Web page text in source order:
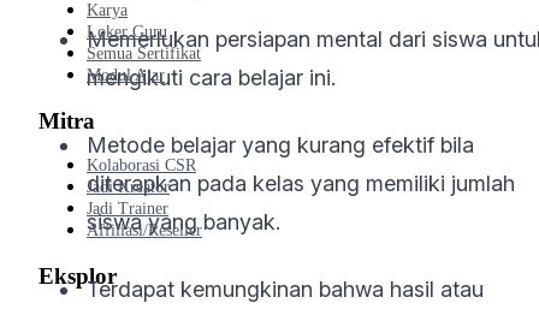
Memerlukan persiapan mental dari siswa
mengikuti cara belajar ini.
Metode belajar yang kurang efektif bila
diterapkan pada kelas yang memiliki jumlah
siswa yang banyak.
Terdapat kemungkinan bahwa hasil atau
Karya
Loker Guru
Semua Sertifikat
Modul Ajar
Mitra
Kolaborasi CSR
Jadi Kreator
Jadi Trainer
Affiliasi/Reseller
Eksplor